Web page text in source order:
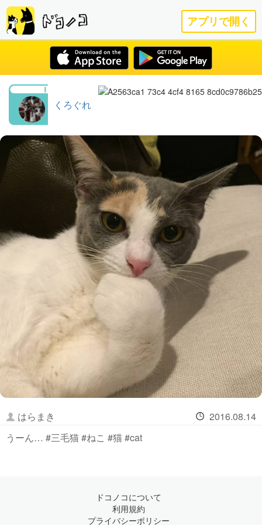
アプリで開く
くろぐれ
はらまき
2016.08.14
うーん… #三毛猫 #ねこ #猫 #cat
ドコノコについて
利用規約
プライバシーポリシー